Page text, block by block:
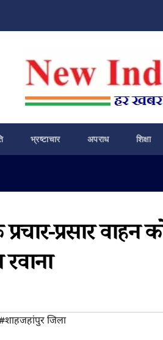
भ्रष्टाचार अपराध शिक्षा
प्रसार वाहन
जिला